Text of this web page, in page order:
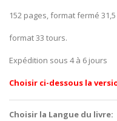
152 pages, format fermé
format 33 tours.
Expédition sous 4 à 6 jours
Choisir ci-dessous la
Choisir la Langue du livre: